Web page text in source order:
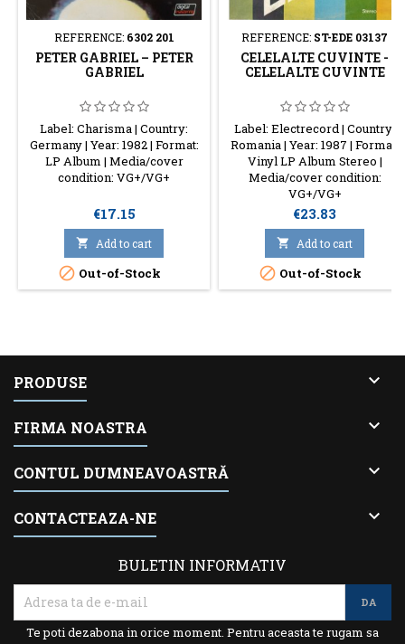
REFERENCE: 6302 201
PETER GABRIEL – PETER
GABRIEL
Label: Charisma | Country:
Germany | Year: 1982 | Format:
LP Album | Media/cover
condition: VG+/VG+
Price
€17.15
 Add to cart
 Out-of-Stock
REFERENCE: ST-EDE 03137
CELELALTE CUVINTE -
CELELALTE CUVINTE
Label: Electrecord | Country:
Romania | Year: 1987 | Format:
Vinyl LP Album Stereo |
Media/cover condition:
VG+/VG+
Price
€23.83
 Add to cart
 Out-of-Stock
PRODUSE 
FIRMA NOASTRA 
CONTUL DUMNEAVOASTRĂ 
CONTACTEAZA-NE 
BULETIN INFORMATIV
Te poti dezabona in orice moment. Pentru aceasta te rugam sa